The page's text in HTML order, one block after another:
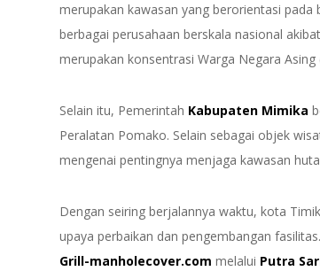
merupakan kawasan yang berorientasi pada
berbagai perusahaan berskala nasional
merupakan konsentrasi Warga Negara
Selain itu, Pemerintah Kabupaten Mimika
Peralatan Pomako. Selain sebagai objek
mengenai pentingnya menjaga kawasan
Dengan seiring berjalannya waktu, kota
upaya perbaikan dan pengembangan
Grill-manholecover.com melalui Putra